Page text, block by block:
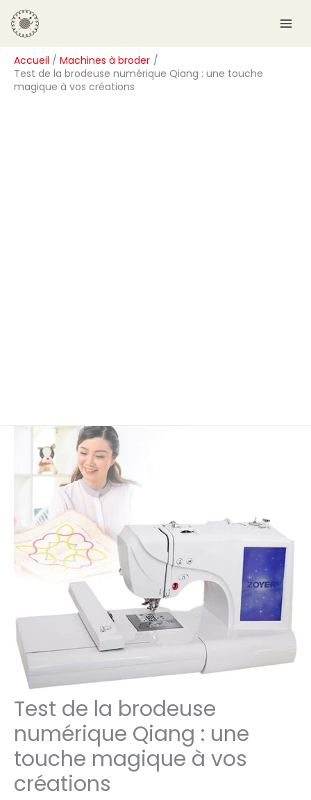
Aller
au
contenu
Accueil
Machines à broder
Test de la brodeuse numérique Qiang : une touche
magique à vos créations
Test de la brodeuse
numérique Qiang : une
touche magique à vos
créations
R
e
c
h
e